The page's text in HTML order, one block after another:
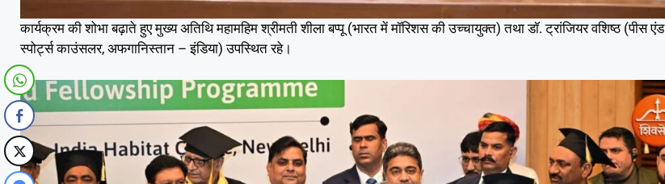
कार्यक्रम की शोभा बढ़ाते हुए मुख्य अतिथि महामहिम श्रीमती शीला बप्पू (भारत में मॉरिशस की उच्चायुक्त) तथा डॉ. ट्रांजियर वशिष्ठ (पीस एंड
स्पोर्ट्स काउंसलर, अफगानिस्तान – इंडिया) उपस्थित रहे।